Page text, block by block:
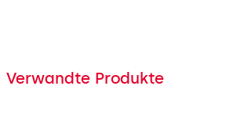
Verwandte Produkte